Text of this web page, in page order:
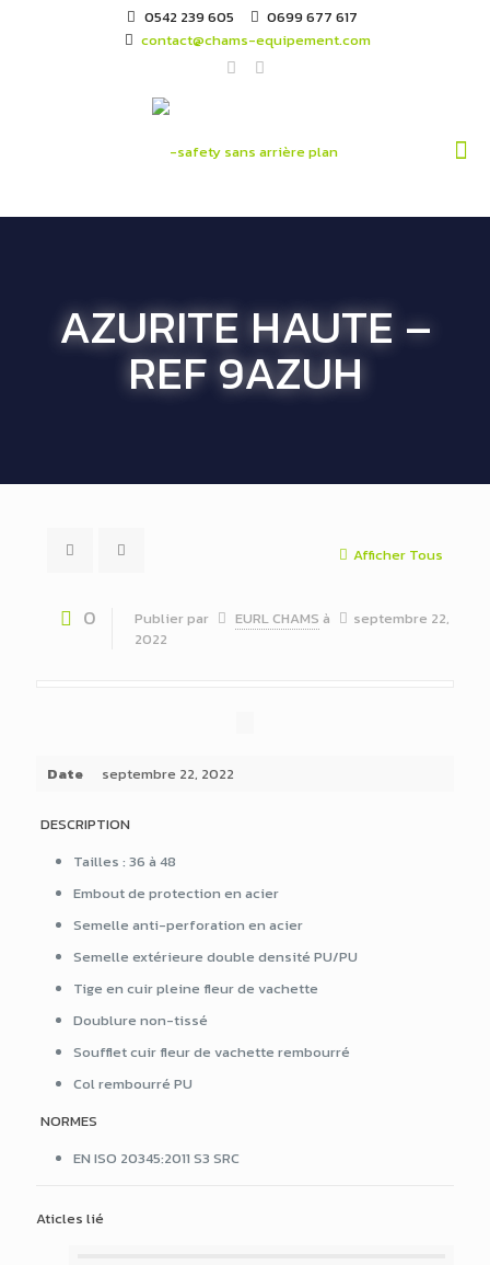
0542 239 605
0699 677 617
contact@chams-equipement.com
AZURITE HAUTE –
REF 9AZUH
Afficher Tous
0 Publier par EURL CHAMS à
septembre 22,
2022
Date septembre 22, 2022
DESCRIPTION
Tailles : 36 à 48
Embout de protection en acier
Semelle anti-perforation en acier
Semelle extérieure double densité PU/PU
Tige en cuir pleine fleur de vachette
Doublure non-tissé
Soufflet cuir fleur de vachette rembourré
Col rembourré PU
NORMES
EN ISO 20345:2011 S3 SRC
Aticles lié